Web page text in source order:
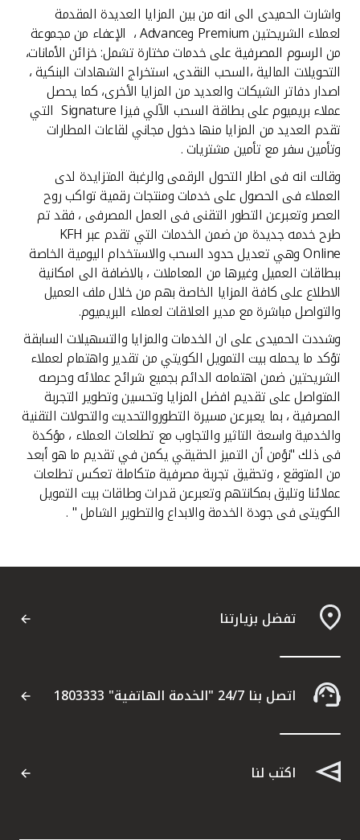
واشارت الحميدى الى انه من بين المزايا العديدة المقدمة
لعملاء الشريحتين Premium وAdvance ، الإعفاء من مجموعة
من الرسوم المصرفية على خدمات مختارة تشمل: خزائن الأمانات،
التحويلات المالية ،السحب النقدى، استخراج الشهادات البنكية ،
اصدار دفاتر الشيكات والعديد من المزايا الأخرى، كما يحصل
عملاء بريميوم على بطاقة السحب الآلي فيزا Signature التي
تقدم العديد من المزايا منها دخول مجاني لقاعات المطارات
وتأمين سفر مع تأمين مشتريات .
وقالت انه فى اطار التحول الرقمى والرغبة المتزايدة لدى
العملاء فى الحصول على خدمات ومنتجات رقمية تواكب روح
العصر وتعبرعن التطور التقنى فى العمل المصرفى ، فقد تم
طرح خدمه جديدة من ضمن الخدمات التي تقدم عبر KFH
Online وهي تعديل حدود السحب والاستخدام اليومية الخاصة
ببطاقات العميل وغيرها من المعاملات ، بالاضافة الى امكانية
الاطلاع على كافة المزايا الخاصة بهم من خلال ملف العميل
والتواصل مباشرة مع مدير العلاقات لعملاء البريميوم.
وشددت الحميدى على ان الخدمات والمزايا والتسهيلات السابقة
تؤكد ما يحمله بيت التمويل الكويتي من تقدير واهتمام لعملاء
الشريحتين ضمن اهتمامه الدائم بجميع شرائح عملائه وحرصه
المتواصل على تقديم افضل المزايا وتحسين وتطوير التجربة
المصرفية ، بما يعبرعن مسيرة التطوروالتحديث والتحولات التقنية
والخدمية واسعة التاثير والتجاوب مع تطلعات العملاء ، مؤكدة
فى ذلك "نؤمن أن التميز الحقيقي يكمن في تقديم ما هو أبعد
من المتوقع ، وتحقيق تجربة مصرفية متكاملة تعكس تطلعات
عملائنا وتليق بمكانتهم وتعبرعن قدرات وطاقات بيت التمويل
الكويتى فى جودة الخدمة والابداع والتطوير الشامل " .
تفضل بزيارتنا
اتصل بنا 24/7 "الخدمة الهاتفية" 1803333
اكتب لنا